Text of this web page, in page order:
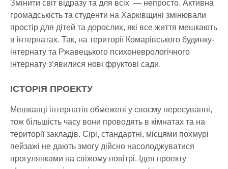
Змінити світ відразу та для всіх — непросто. Активна
громадськість та студенти на Харківщині змінювали
простір для дітей та дорослих, які все життя мешкають
в інтернатах. Так, на території Комарівського будинку-
інтернату та Ржавецького психоневрологічного
інтернату з’явилися нові фруктові сади.
ІСТОРІЯ ПРОЕКТУ
Мешканці інтернатів обмежені у своєму пересуванні,
тож більшість часу вони проводять в кімнатах та на
території закладів. Сірі, стандартні, місцями похмурі
пейзажі не дають змогу дійсно насолоджуватися
прогулянками на свіжому повітрі. Ідея проекту